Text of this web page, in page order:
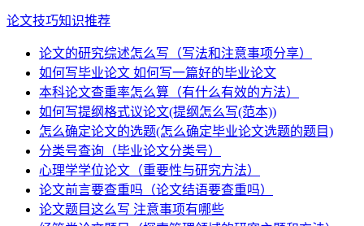
论文技巧知识推荐
论文的研究综述怎么写（写法和注意事项分享）
如何写毕业论文 如何写一篇好的毕业论文
本科论文查重率怎么算（有什么有效的方法）
如何写提纲格式议论文(提纲怎么写(范本))
怎么确定论文的选题(怎么确定毕业论文选题的题目)
分类号查询（毕业论文分类号）
心理学学位论文（重要性与研究方法）
论文前言要查重吗（论文结语要查重吗）
论文题目这么写 注意事项有哪些